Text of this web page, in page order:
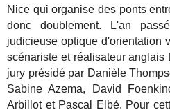
Nice qui organise des ponts
donc doublement. L'an
judicieuse optique d'orientation
scénariste et réalisateur anglais
jury présidé par Danièle
Sabine Azema, David
Arbillot et Pascal Elbé. Pour